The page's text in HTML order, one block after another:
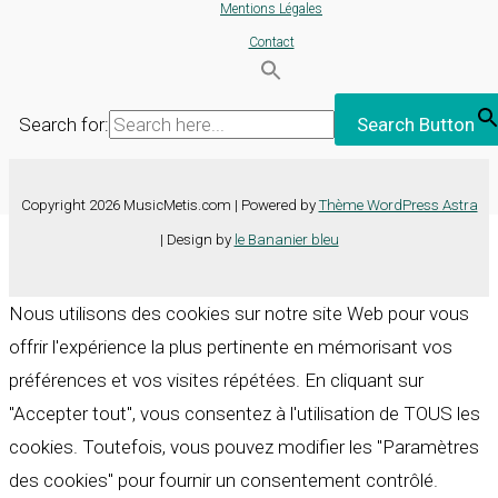
Mentions Légales
Contact
Search for: Search Button
Copyright 2026 MusicMetis.com | Powered by Thème WordPress Astra
| Design by le Bananier bleu
Nous utilisons des cookies sur notre site Web pour vous
offrir l'expérience la plus pertinente en mémorisant vos
préférences et vos visites répétées. En cliquant sur
"Accepter tout", vous consentez à l'utilisation de TOUS les
cookies. Toutefois, vous pouvez modifier les "Paramètres
des cookies" pour fournir un consentement contrôlé.